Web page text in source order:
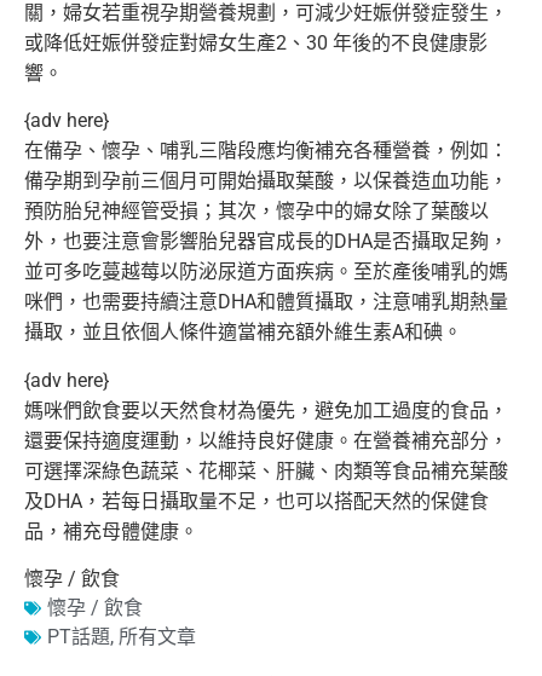
關，婦女若重視孕期營養規劃， 可減少妊娠併發症發生，
或降低妊娠併發症對婦女生產2、30 年後的不良健康影
響。
{adv here}
在備孕、懷孕、哺乳三階段應均衡補充各種營養，例如：
備孕期到孕前三個月可開始攝取葉酸，以保養造血功能，
預防胎兒神經管受損；其次，懷孕中的婦女除了葉酸以
外， 也要注意會影響胎兒器官成長的DHA是否攝取足夠，
並可多吃蔓越莓以防泌尿道方面疾病。至於產後哺乳的媽
咪們， 也需要持續注意DHA和體質攝取，注意哺乳期熱量
攝取， 並且依個人條件適當補充額外維生素A和碘。
{adv here}
媽咪們飲食要以天然食材為優先，避免加工過度的食品，
還要保持適度運動，以維持良好健康。在營養補充部分，
可選擇深綠色蔬菜、花椰菜、肝臟、肉類等食品補充葉酸
及DHA， 若每日攝取量不足，也可以搭配天然的保健食
品，補充母體健康。
懷孕 / 飲食
懷孕 / 飲食
PT話題, 所有文章